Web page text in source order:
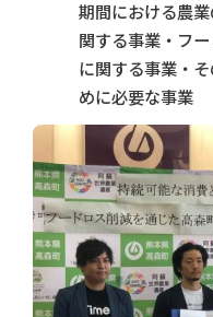
期間における農
関する事業・フ
に関する事業・
めに必要な事業